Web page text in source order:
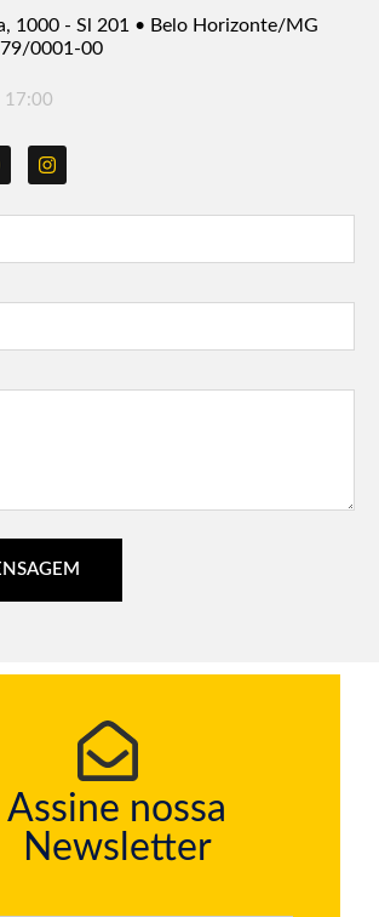
1000 - Sl 201 • Belo Horizonte/MG
0001-00
17:00
Assine nossa
Newsletter